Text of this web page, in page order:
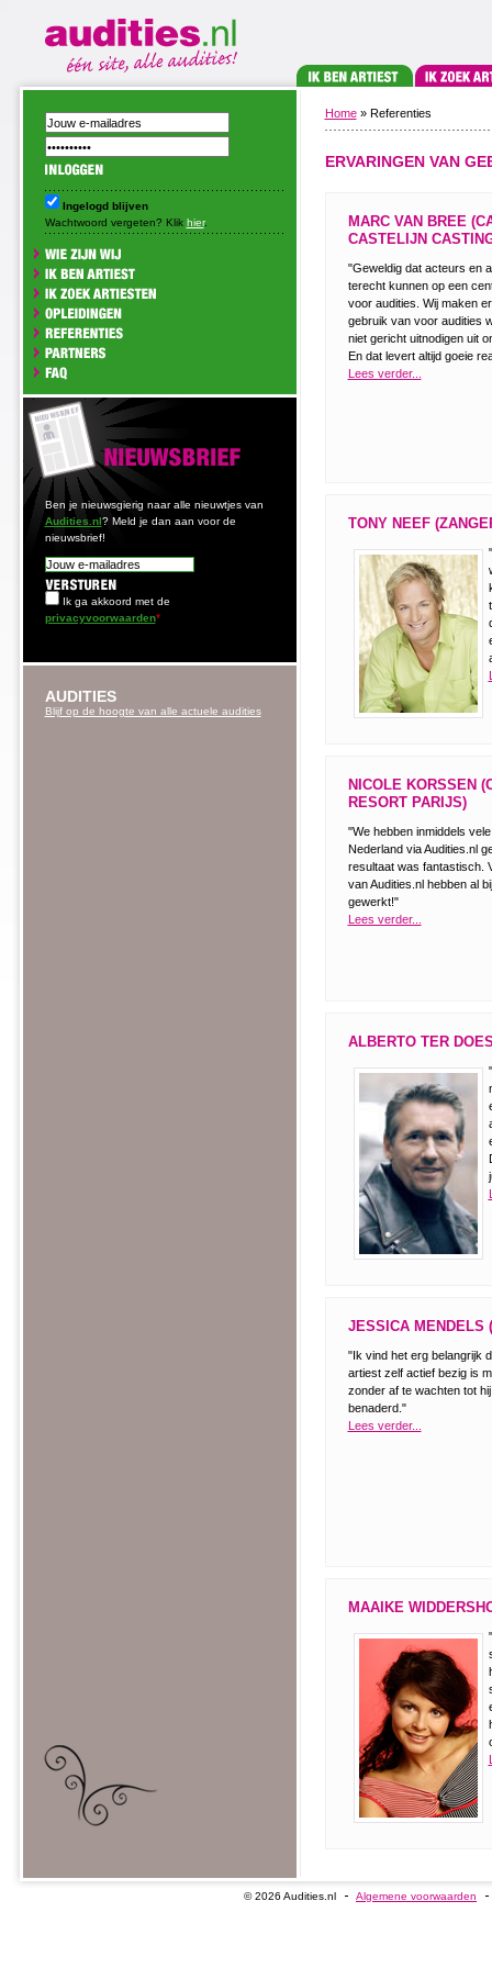
Ingelogd blijven
Wachtwoord vergeten? Klik hier.
Ben je nieuwsgierig naar alle nieuwtjes van
Audities.nl? Meld je dan aan voor de
nieuwsbrief!
Ik ga akkoord met de
privacyvoorwaarden*
AUDITIES
Blijf op de hoogte van alle actuele audities
Home » Referenties
ERVARINGEN VAN
MARC VAN BREE
CASTELIJN
"Geweldig dat acteurs en
terecht kunnen op een
voor audities. Wij maken
gebruik van voor audities
niet gericht uitnodigen uit
En dat levert altijd goeie
Lees verder...
TONY NEEF
NICOLE KORSSEN
RESORT PARIJS)
"We hebben inmiddels
Nederland via Audities.nl
resultaat was fantastisch.
van Audities.nl hebben al
gewerkt!"
Lees verder...
ALBERTO TER
JESSICA MENDELS
"Ik vind het erg belangrijk
artiest zelf actief bezig is
zonder af te wachten tot
benaderd."
Lees verder...
MAAIKE
© 2026 Audities.nl Algemene voorwaarden